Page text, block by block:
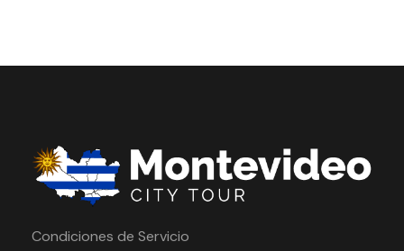
Condiciones de Servicio